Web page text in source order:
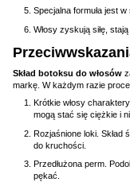
Specjalna formuła jest
Włosy zyskują siłę,
Skład botoksu do włosów
markę. W każdym razie
Krótkie włosy
mogą stać się ciężkie i
Rozjaśnione loki. Skład
do kruchości.
Przedłużona perm.
pękać.